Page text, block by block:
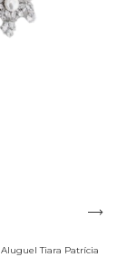
Aluguel Tiara Patrícia